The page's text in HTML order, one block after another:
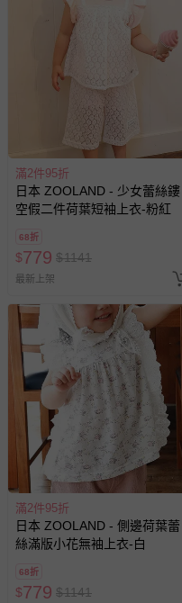
若您對於會員帳號、
式、折價券與購物金的
問，你可詳見：
媽咪愛
預購商品：預購為海外
助取消退款事宜。
商品如因「價格、組合
會主動以簡訊及mail通
償。
滿2件95折
日本 ZOOLAND - 少女蕾絲鏤
空假二件荷葉短袖上衣-粉紅
68折
$779 $1141
最新上架
滿2件95折
日本 ZOOLAND - 側邊荷葉蕾
絲滿版小花無袖上衣-白
68折
$779 $1141